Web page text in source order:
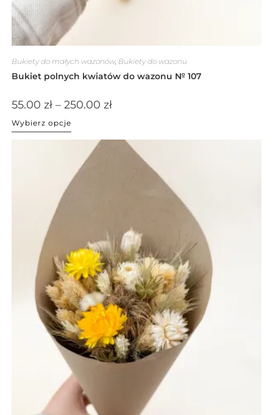
Bukiety do małych wazonów, Bukiety do wazonu
Bukiet polnych kwiatów do wazonu № 107
55.00 zł – 250.00 zł
Wybierz opcje